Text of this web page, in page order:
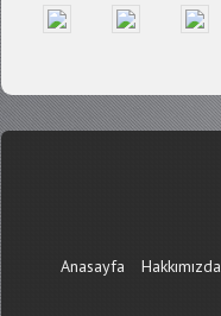
Anasayfa Hakkımızda